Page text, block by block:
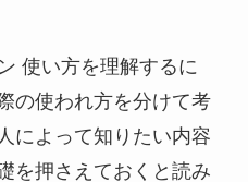
使い方を理解するに
の使われ方を分けて考
によって知りたい内容
を押さえておくと読み